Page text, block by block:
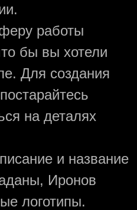
работы
бы вы хотели
Для создания
на деталях
и название
Иронов
логотипы.